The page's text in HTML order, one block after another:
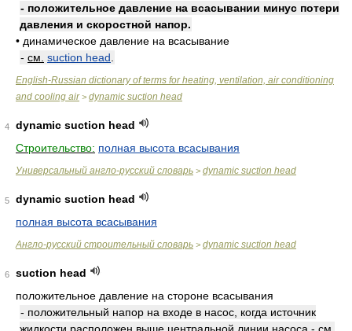
- положительное давление на всасывании минус потери
давления и скоростной напор.
• динамическое давление на всасывание
- см. suction head
English-Russian dictionary of terms for heating, ventilation, air conditioning
and cooling air> dynamic suction head
4
dynamic suction head
Строительство: полная высота всасывания
Универсальный англо-русский словарь > dynamic suction head
5
dynamic suction head
полная высота всасывания
Англо-русский строительный словарь > dynamic suction head
6
suction head
положительное давление на стороне всасывания
- положительный напор на входе в насос, когда источник